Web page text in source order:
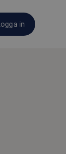
Logga in